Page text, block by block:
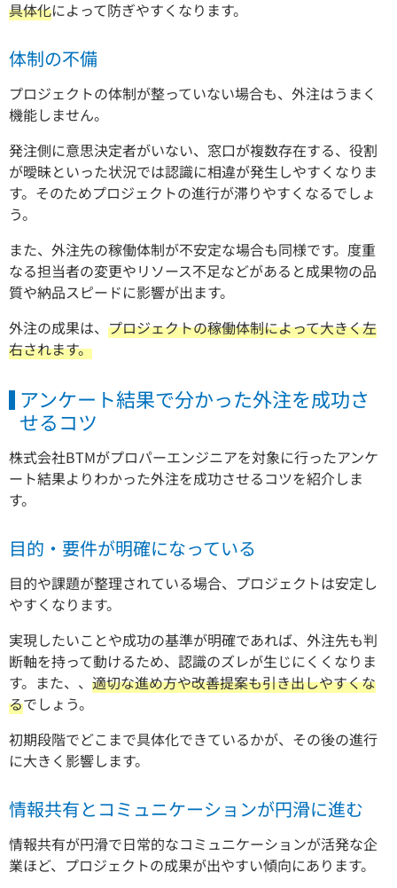
具体化によって防ぎやすくなります。
体制の不備
プロジェクトの体制が整っていない場合も、外注はうまく
機能しません。
発注側に意思決定者がいない、窓口が複数存在する、役割
が曖昧といった状況では認識に相違が発生しやすくなりま
す。そのためプロジェクトの進行が滞りやすくなるでしょ
う。
また、外注先の稼働体制が不安定な場合も同様です。度重
なる担当者の変更やリソース不足などがあると成果物の品
質や納品スピードに影響が出ます。
外注の成果は、 プロジェクトの稼働体制によって大きく左
右されます。
アンケート結果で分かった外注を成功さ
せるコツ
株式会社BTMがプロパーエンジニアを対象に行ったアンケ
ート結果よりわかった外注を成功させるコツを紹介しま
す。
目的・要件が明確になっている
目的や課題が整理されている場合、プロジェクトは安定し
やすくなります。
実現したいことや成功の基準が明確であれば、外注先も判
断軸を持って動けるため、認識のズレが生じにくくなりま
す。また、、 適切な進め方や改善提案も引き出しやすくな
るでしょう。
初期段階でどこまで具体化できているかが、その後の進行
に大きく影響します。
情報共有とコミュニケーションが円滑に進む
情報共有が円滑で日常的なコミュニケーションが活発な企
業ほど、プロジェクトの成果が出やすい傾向にあります。